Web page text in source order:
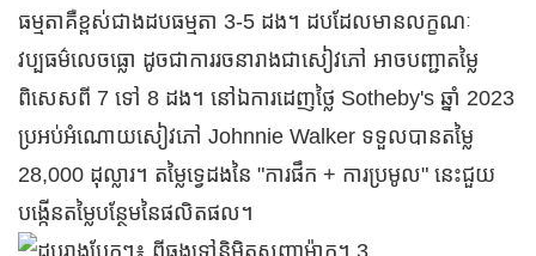
ធម្មតាគឺខ្ពស់ជាងដបធម្មតា 3-5 ដង។ ដប​ដែល​មាន​លក្ខណៈ​
វប្បធម៌​លេចធ្លោ ដូចជា​ការ​រចនា​រាង​ជា​សៀវភៅ អាច​បញ្ជា​តម្លៃ​
ពិសេស​ពី 7 ទៅ 8 ដង។ នៅឯការដេញថ្លៃ Sotheby's ឆ្នាំ 2023
ប្រអប់អំណោយសៀវភៅ Johnnie Walker ទទួលបានតម្លៃ
28,000 ដុល្លារ។ តម្លៃទ្វេដងនៃ "ការផឹក + ការប្រមូល" នេះជួយ
បង្កើនតម្លៃបន្ថែមនៃផលិតផល។